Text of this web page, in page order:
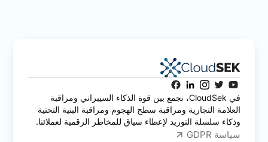
في CloudSek، نجمع بين قوة الذكاء السيبراني ومراقبة
العلامة التجارية ومراقبة سطح الهجوم ومراقبة البنية التحتية
وذكاء سلسلة التوريد لإعطاء سياق للمخاطر الرقمية لعملائنا.
سياسة GDPR